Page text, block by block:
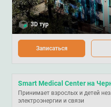
3D тур
Записаться
Smart Medical Center на
Принимает взрослых и детей
электроэнергии и связи